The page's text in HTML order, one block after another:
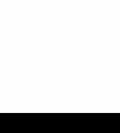
多好幾倍，而這龐大的